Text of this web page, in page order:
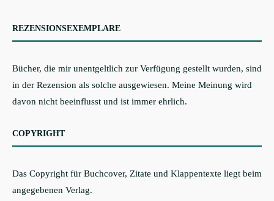
REZENSIONSEXEMPLARE
Bücher, die mir unentgeltlich zur Verfügung gestellt wurden, sind
in der Rezension als solche ausgewiesen. Meine Meinung wird
davon nicht beeinflusst und ist immer ehrlich.
COPYRIGHT
Das Copyright für Buchcover, Zitate und Klappentexte liegt beim
angegebenen Verlag.